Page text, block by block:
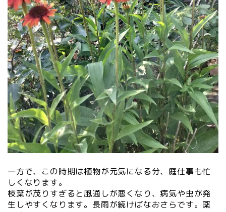
一方で、この時期は植物が元気になる分、庭仕事も忙
しくなります。
枝葉が茂りすぎると風通しが悪くなり、病気や虫が発
生しやすくなります。長雨が続けばなおさらです。薬